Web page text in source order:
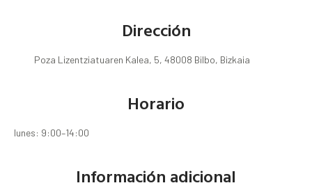
Dirección
Poza Lizentziatuaren Kalea, 5, 48008 Bilbo, Bizkaia
Horario
lunes: 9:00–14:00
Información adicional